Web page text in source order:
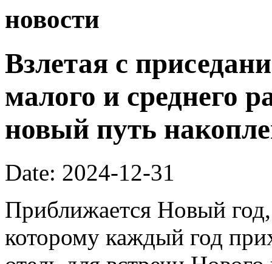
новости
Взлетая с
малого и среднего
новый путь
Date: 2024-12-31
Приближается Новый
которому каждый год